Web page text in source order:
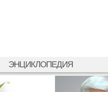
ЭНЦИКЛОПЕДИЯ